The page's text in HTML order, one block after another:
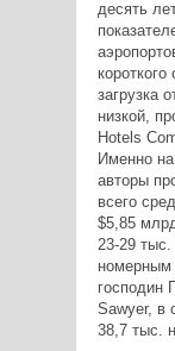
десять
загрузка
низкой,
Hotels
Именно
авторы
всего
$5,85
23-29
господин
Sawyer, в
38,7 тыс.